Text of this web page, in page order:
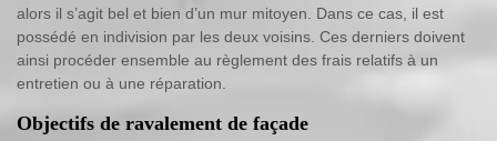
alors il s’agit bel et bien d’un mur mitoyen. Dans ce cas, il est
possédé en indivision par les deux voisins. Ces derniers doivent
ainsi procéder ensemble au règlement des frais relatifs à un
entretien ou à une réparation.
Objectifs de ravalement de façade